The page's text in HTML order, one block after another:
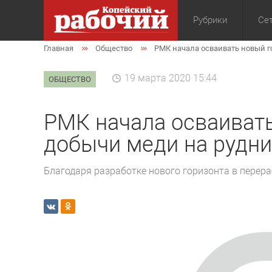
Рубрики
Общество
Главная Общество РМК начала осваивать новый
ОБЩЕСТВО 19 марта 2020 15:44
РМК начала
добычи меди на
Благодаря разработке нового горизонта в